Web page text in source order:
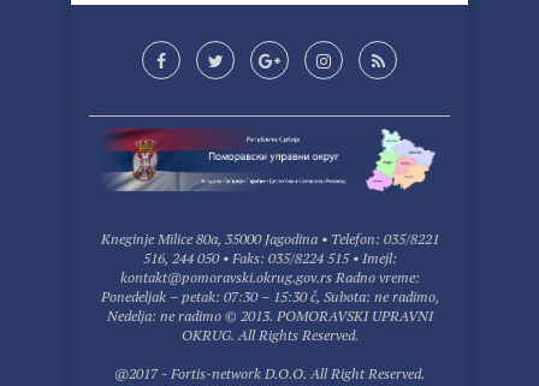
Kneginje Milice 80a, 35000 Jagodina • Telefon: 035/8221
516, 244 050 • Faks: 035/8224 515 • Imejl:
kontakt@pomoravski.okrug.gov.rs Radno vreme:
Ponedeljak – petak: 07:30 – 15:30 č, Subota: ne radimo,
Nedelja: ne radimo © 2013. POMORAVSKI UPRAVNI
OKRUG. All Rights Reserved.
@2017 - Fortis-network D.O.O. All Right Reserved.